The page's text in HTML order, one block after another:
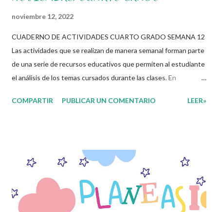
noviembre 12, 2022
CUADERNO DE ACTIVIDADES CUARTO GRADO SEMANA 12
Las actividades que se realizan de manera semanal forman parte
de una serie de recursos educativos que permiten al estudiante
el análisis de los temas cursados durante las clases. En
aquellos contenidos que sean de su interés con el material que
mediante el estudio constante es preocupación tanto de
directivos, docentes y padres de familia. Por tal motivo,
ponemos a su disposición una amplia gama de opciones para
utilizar como parte central de sus medios educativos con o como
COMPARTIR PUBLICAR UN COMENTARIO LEER»